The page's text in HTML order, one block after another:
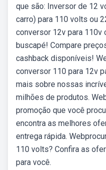
que são: Inversor de 12
carro) para 110 volts ou
conversor 12v para 110v
buscapé! Compare
cashback disponíveis!
conversor 110 para 12v
mais sobre nossas
milhões de produtos.
promoção que você
encontra as melhores
entrega rápida.
110 volts? Confira as
para você.